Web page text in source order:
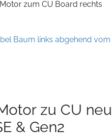
zum CU Board rechts
Baum links abgehend vom
zu CU neu
& Gen2